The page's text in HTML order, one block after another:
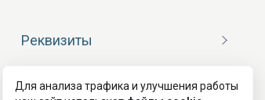
Реквизиты
Договор оферты
Для анализа трафика и улучшения работы